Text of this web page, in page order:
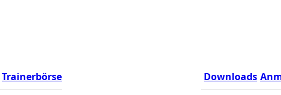
Trainerbörse Downloads